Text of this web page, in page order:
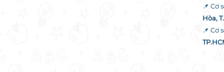
📌 Cơ
Hòa,
📌 Cơ